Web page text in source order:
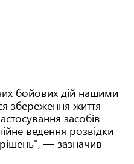
бойових дій нашими
збереження життя
засобів
ведення розвідки
— зазначив